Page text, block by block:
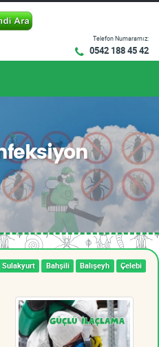
Telefon Numaramız:
0542 188 45 42
Sulakyurt Bahşili Balışeyh
Çelebi